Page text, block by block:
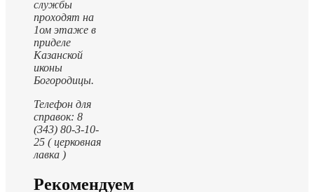
службы
проходят на
1ом этаже в
приделе
Казанской
иконы
Богородицы.
Телефон для
справок: 8
(343) 80-3-10-
25 ( церковная
лавка )
Рекомендуем